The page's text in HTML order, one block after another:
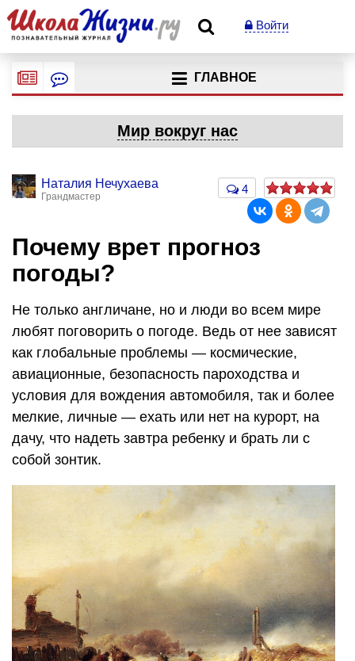
Войти
ГЛАВНОЕ
Мир вокруг нас
Наталия Нечухаева
Грандмастер
4
Почему врет прогноз
погоды?
Не только англичане, но и люди во всем мире
любят поговорить о погоде. Ведь от нее зависят
как глобальные проблемы — космические,
авиационные, безопасность пароходства и
условия для вождения автомобиля, так и более
мелкие, личные — ехать или нет на курорт, на
дачу, что надеть завтра ребенку и брать ли с
собой зонтик.